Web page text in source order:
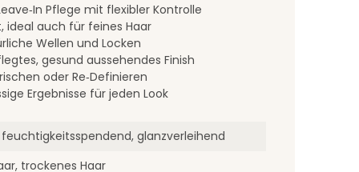
Pflege mit flexibler Kontrolle
ideal auch für feines Haar
Wellen und Locken
gesund aussehendes Finish
oder Re‑Definieren
Ergebnisse für jeden Look
glanzverleihend
trockenes Haar